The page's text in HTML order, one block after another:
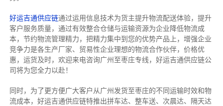
好运吉通供应链通过运用信息技术为货主提升物流配送体验，提升
客户服务质量，通过有效整合仓储与运输资源为企业降低物流成
本，节约物流管理精力，把精力集中到您的优势产品上，增强企业
竞争力是各生产厂家、贸易性企业理想的物流合作伙伴，价格优
惠，运货及时，欢迎来电咨询广州至枣庄专线，好运吉通供应链公
司将为您全力以赴！
同时，为了更方便广大客户从广州发货至枣庄的不同运输时效和物
流成本，好运吉通供应链特推出拼车达、整车送、次晨达、隔天达